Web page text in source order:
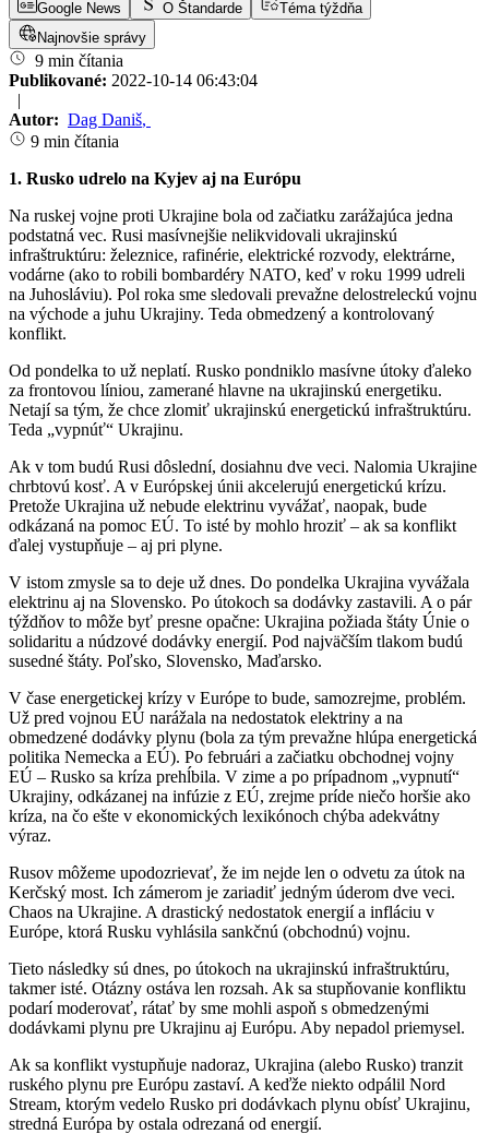
Google News O Štandarde
Téma týždňa
Najnovšie správy
9 min čítania
Publikované: 2022-10-14 06:43:04
|
Autor: Dag Daniš,
9 min čítania
1. Rusko udrelo na Kyjev aj na Európu
Na ruskej vojne proti Ukrajine bola od začiatku zarážajúca jedna
podstatná vec. Rusi masívnejšie nelikvidovali ukrajinskú
infraštruktúru: železnice, rafinérie, elektrické rozvody, elektrárne,
vodárne (ako to robili bombardéry NATO, keď v roku 1999 udreli
na Juhosláviu). Pol roka sme sledovali prevažne delostreleckú vojnu
na východe a juhu Ukrajiny. Teda obmedzený a kontrolovaný
konflikt.
Od pondelka to už neplatí. Rusko pondniklo masívne útoky ďaleko
za frontovou líniou, zamerané hlavne na ukrajinskú energetiku.
Netají sa tým, že chce zlomiť ukrajinskú energetickú infraštruktúru.
Teda „vypnúť“ Ukrajinu.
Ak v tom budú Rusi dôslední, dosiahnu dve veci. Nalomia Ukrajine
chrbtovú kosť. A v Európskej únii akcelerujú energetickú krízu.
Pretože Ukrajina už nebude elektrinu vyvážať, naopak, bude
odkázaná na pomoc EÚ. To isté by mohlo hroziť – ak sa konflikt
ďalej vystupňuje – aj pri plyne.
V istom zmysle sa to deje už dnes. Do pondelka Ukrajina vyvážala
elektrinu aj na Slovensko. Po útokoch sa dodávky zastavili. A o pár
týždňov to môže byť presne opačne: Ukrajina požiada štáty Únie o
solidaritu a núdzové dodávky energií. Pod najväčším tlakom budú
susedné štáty. Poľsko, Slovensko, Maďarsko.
V čase energetickej krízy v Európe to bude, samozrejme, problém.
Už pred vojnou EÚ narážala na nedostatok elektriny a na
obmedzené dodávky plynu (bola za tým prevažne hlúpa energetická
politika Nemecka a EÚ). Po februári a začiatku obchodnej vojny
EÚ – Rusko sa kríza prehĺbila. V zime a po prípadnom „vypnutí“
Ukrajiny, odkázanej na infúzie z EÚ, zrejme príde niečo horšie ako
kríza, na čo ešte v ekonomických lexikónoch chýba adekvátny
výraz.
Rusov môžeme upodozrievať, že im nejde len o odvetu za útok na
Kerčský most. Ich zámerom je zariadiť jedným úderom dve veci.
Chaos na Ukrajine. A drastický nedostatok energií a infláciu v
Európe, ktorá Rusku vyhlásila sankčnú (obchodnú) vojnu.
Tieto následky sú dnes, po útokoch na ukrajinskú infraštruktúru,
takmer isté. Otázny ostáva len rozsah. Ak sa stupňovanie konfliktu
podarí moderovať, rátať by sme mohli aspoň s obmedzenými
dodávkami plynu pre Ukrajinu aj Európu. Aby nepadol priemysel.
Ak sa konflikt vystupňuje nadoraz, Ukrajina (alebo Rusko) tranzit
ruského plynu pre Európu zastaví. A keďže niekto odpálil Nord
Stream, ktorým vedelo Rusko pri dodávkach plynu obísť Ukrajinu,
stredná Európa by ostala odrezaná od energií.